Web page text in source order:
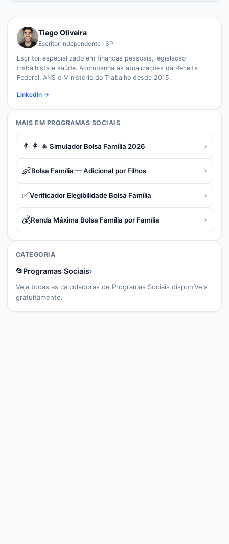
Tiago Oliveira
Escritor independente · SP
Escritor especializado em finanças pessoais, legislação
trabalhista e saúde. Acompanha as atualizações da Receita
Federal, ANS e Ministério do Trabalho desde 2015.
LinkedIn →
MAIS EM PROGRAMAS SOCIAIS
👨‍👩‍👧 Simulador Bolsa Família 2026 ›
👶Bolsa Família — Adicional por Filhos ›
✅Verificador Elegibilidade Bolsa Família ›
💰Renda Máxima Bolsa Família por Família ›
CATEGORIA
📂Programas Sociais›
Veja todas as calculadoras de Programas Sociais disponíveis
gratuitamente.